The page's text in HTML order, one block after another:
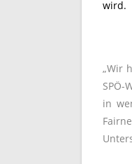
wird.
„Wir
SPÖ-
in